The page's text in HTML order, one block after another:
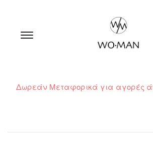
Δωρεάν Μεταφορικά για αγορές